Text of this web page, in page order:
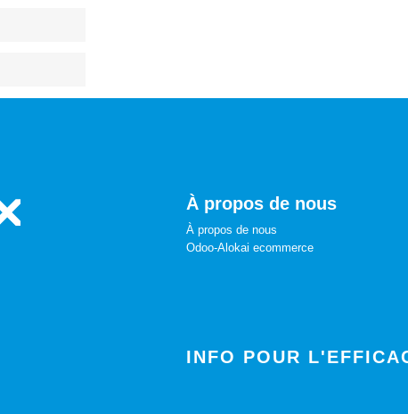
À propos de nous
À propos de nous
Odoo-Alokai ecommerce
INFO POUR